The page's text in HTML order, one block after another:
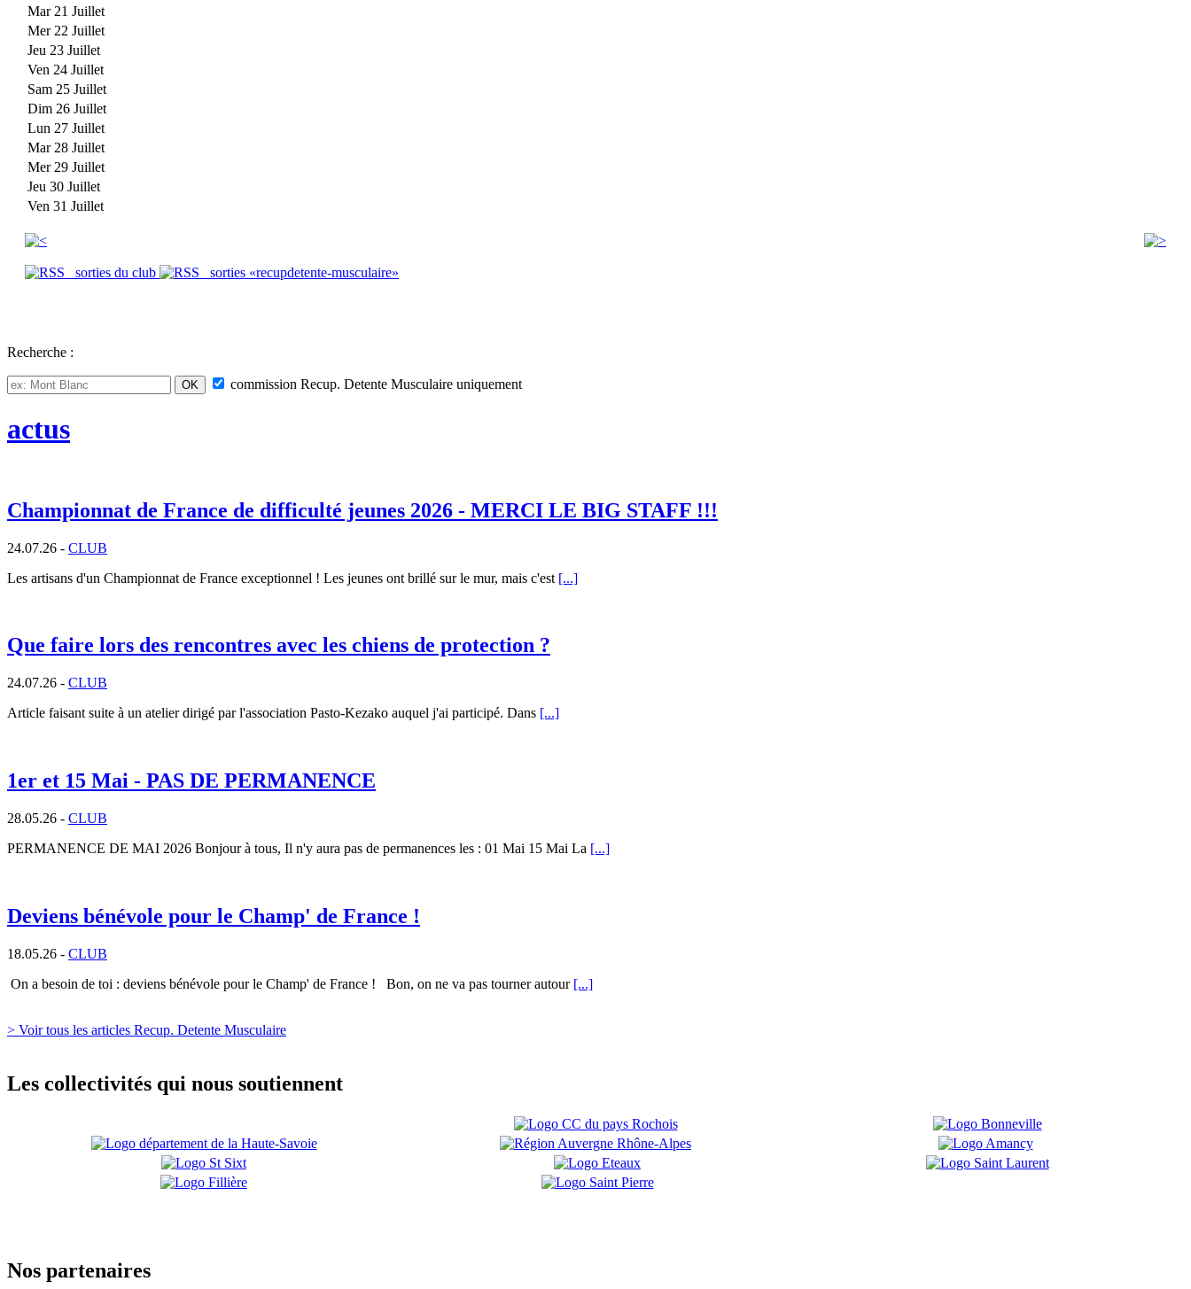
Mar 21 Juillet
Mer 22 Juillet
Jeu 23 Juillet
Ven 24 Juillet
Sam 25 Juillet
Dim 26 Juillet
Lun 27 Juillet
Mar 28 Juillet
Mer 29 Juillet
Jeu 30 Juillet
Ven 31 Juillet
sorties du club sorties «recupdetente-musculaire»
Recherche :
commission Recup. Detente Musculaire uniquement
actus
Championnat de France de difficulté jeunes 2026 - MERCI LE BIG STAFF !!!
24.07.26 - CLUB
Les artisans d'un Championnat de France exceptionnel ! Les jeunes ont brillé sur le mur, mais c'est [...]
Que faire lors des rencontres avec les chiens de protection ?
24.07.26 - CLUB
Article faisant suite à un atelier dirigé par l'association Pasto-Kezako auquel j'ai participé. Dans [...]
1er et 15 Mai - PAS DE PERMANENCE
28.05.26 - CLUB
PERMANENCE DE MAI 2026 Bonjour à tous, Il n'y aura pas de permanences les : 01 Mai 15 Mai La [...]
Deviens bénévole pour le Champ' de France !
18.05.26 - CLUB
On a besoin de toi : deviens bénévole pour le Champ' de France ! Bon, on ne va pas tourner autour [...]
> Voir tous les articles Recup. Detente Musculaire
Les collectivités qui nous soutiennent
Nos partenaires